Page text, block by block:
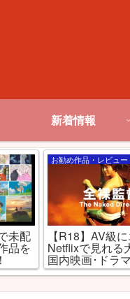
新着情報
未配
品を
お勧め作品・レビュー
【R18】AV級
Netflixで見れる
国内映画･ドラ